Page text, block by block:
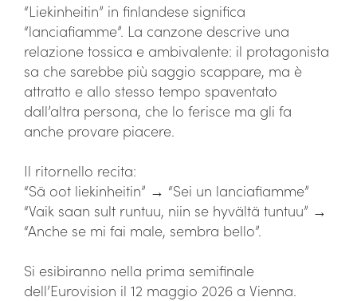
“Liekinheitin” in finlandese significa
“lanciafiamme”. La canzone descrive una
relazione tossica e ambivalente: il protagonista
sa che sarebbe più saggio scappare, ma è
attratto e allo stesso tempo spaventato
dall’altra persona, che lo ferisce ma gli fa
anche provare piacere.
Il ritornello recita:
“Sä oot liekinheitin” → “Sei un lanciafiamme”
“Vaik saan sult runtuu, niin se hyvältä tuntuu” →
“Anche se mi fai male, sembra bello”.
Si esibiranno nella prima semifinale
dell’Eurovision il 12 maggio 2026 a Vienna.